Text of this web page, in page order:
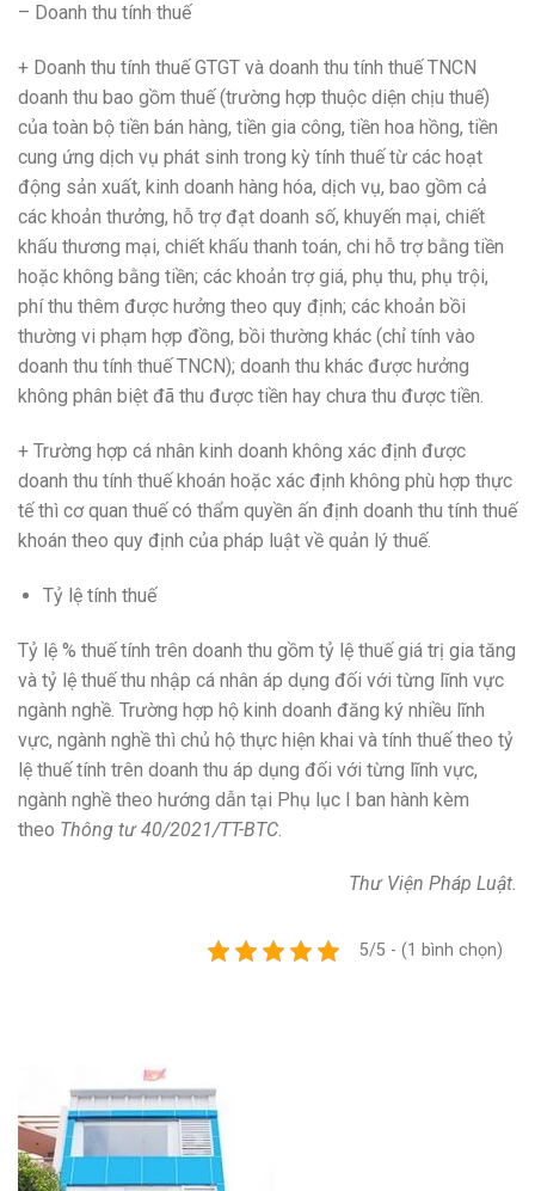
– Doanh thu tính thuế
+ Doanh thu tính thuế GTGT và doanh thu tính thuế TNCN
doanh thu bao gồm thuế (trường hợp thuộc diện chịu thuế)
của toàn bộ tiền bán hàng, tiền gia công, tiền hoa hồng, tiền
cung ứng dịch vụ phát sinh trong kỳ tính thuế từ các hoạt
động sản xuất, kinh doanh hàng hóa, dịch vụ, bao gồm cả
các khoản thưởng, hỗ trợ đạt doanh số, khuyến mại, chiết
khấu thương mại, chiết khấu thanh toán, chi hỗ trợ bằng tiền
hoặc không bằng tiền; các khoản trợ giá, phụ thu, phụ trội,
phí thu thêm được hưởng theo quy định; các khoản bồi
thường vi phạm hợp đồng, bồi thường khác (chỉ tính vào
doanh thu tính thuế TNCN); doanh thu khác được hưởng
không phân biệt đã thu được tiền hay chưa thu được tiền.
+ Trường hợp cá nhân kinh doanh không xác định được
doanh thu tính thuế khoán hoặc xác định không phù hợp thực
tế thì cơ quan thuế có thẩm quyền ấn định doanh thu tính thuế
khoán theo quy định của pháp luật về quản lý thuế.
Tỷ lệ tính thuế
Tỷ lệ % thuế tính trên doanh thu gồm tỷ lệ thuế giá trị gia tăng
và tỷ lệ thuế thu nhập cá nhân áp dụng đối với từng lĩnh vực
ngành nghề. Trường hợp hộ kinh doanh đăng ký nhiều lĩnh
vực, ngành nghề thì chủ hộ thực hiện khai và tính thuế theo tỷ
lệ thuế tính trên doanh thu áp dụng đối với từng lĩnh vực,
ngành nghề theo hướng dẫn tại Phụ lục I ban hành kèm
theo Thông tư 40/2021/TT-BTC
Thư Viện Pháp Luật.
5/5 - (1 bình chọn)